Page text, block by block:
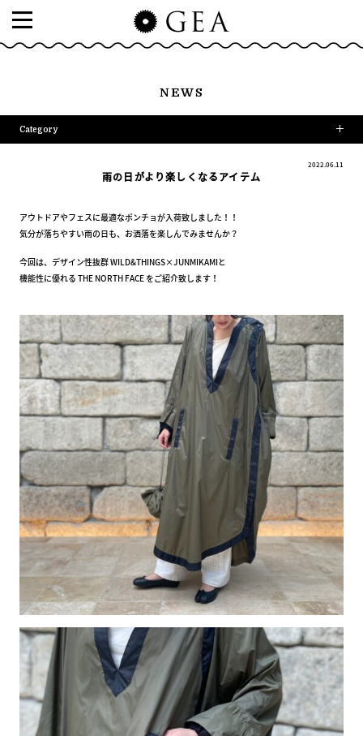
NEWS
Category
2022.06.11
雨の日がより楽しくなるアイテム
アウトドアやフェスに最適なポンチョが入荷致しました！！
気分が落ちやすい雨の日も、お洒落を楽しんでみませんか？
今回は、デザイン性抜群 WILD&THINGS×JUNMIKAMIと
機能性に優れる THE NORTH FACE をご紹介致します！